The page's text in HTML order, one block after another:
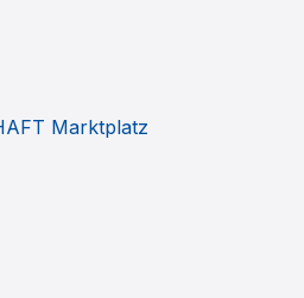
Marktplatz